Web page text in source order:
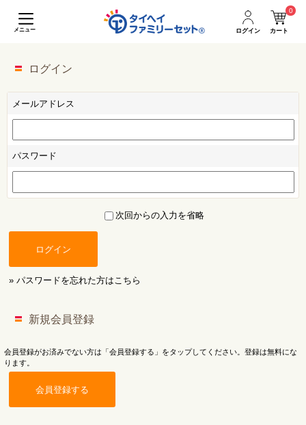
メニュー ログイン カート
0
ログイン
メールアドレス
パスワード
次回からの入力を省略
ログイン
» パスワードを忘れた方はこちら
新規会員登録
会員登録がお済みでない方は「会員登録する」をタップしてください。登録は無料にな
ります。
会員登録する